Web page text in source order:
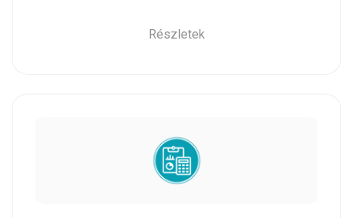
Részletek